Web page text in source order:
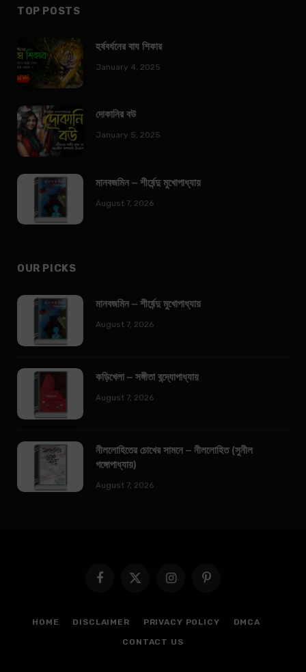
TOP POSTS
হর্ষবর্ধনের বাঘ শিকার
January 4, 2025
দোকানির বউ
January 5, 2025
মানবজমিন – শীর্ষেন্দু মুখোপাধ্যায়
August 7, 2026
OUR PICKS
মানবজমিন – শীর্ষেন্দু মুখোপাধ্যায়
August 7, 2026
কড়িখেলা – সঙ্গীতা বন্দ্যোপাধ্যায়
August 7, 2026
নীললোহিতের চোখের সামনে – নীললোহিত (সুনীল
গঙ্গোপাধ্যায়)
August 7, 2026
Facebook
X
InstagramPinterest
HOME DISCLAIMER PRIVACY POLICY DMCA
CONTACT US